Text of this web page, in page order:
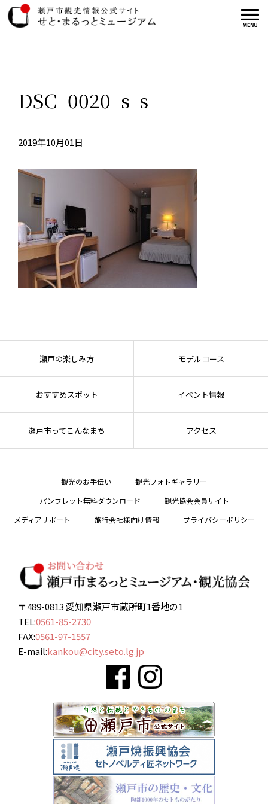
DSC_0020_s_s
2019年10月01日
瀬戸の楽しみ方 モデルコース
おすすめスポット イベント情報
瀬戸市ってこんなまち アクセス
観光のお手伝い
観光フォトギャラリー
パンフレット無料ダウンロード
観光協会会員サイト
メディアサポート
旅行会社様向け情報 プライバシーポリシー
〒489-0813 愛知県瀬戸市蔵所町1番地の1
TEL:0561-85-2730
FAX:0561-97-1557
E-mail:kankou@city.seto.lg.jp